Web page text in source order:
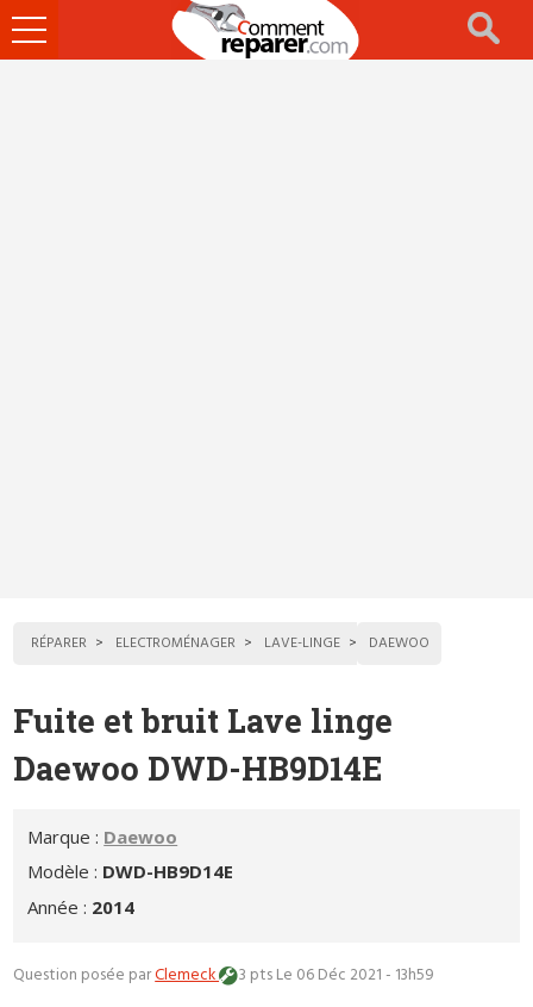
Ouvrir
le
RÉPARER ELECTROMÉNAGER LAVE-LINGE DAEWOO
Fuite et bruit Lave linge
Daewoo DWD-HB9D14E
Marque : Daewoo
Modèle : DWD-HB9D14E
Année : 2014
Question posée parClemeck 3 ptsLe 06 Déc 2021 - 13h59